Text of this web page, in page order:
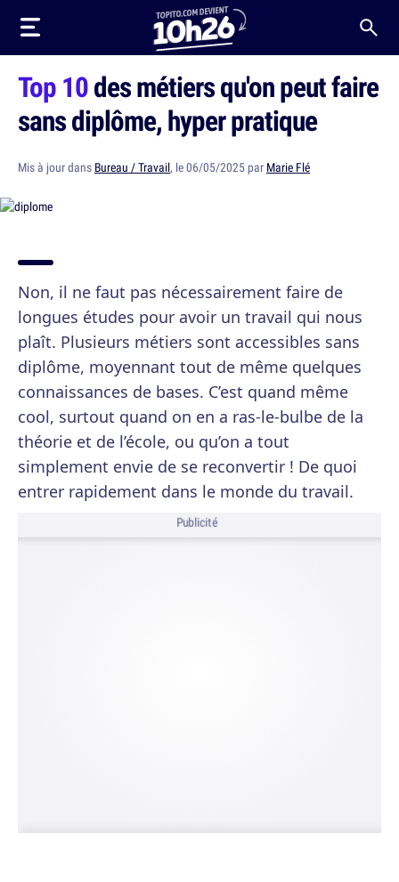
Top 10des métiers qu'on peut faire
sans diplôme, hyper pratique
Mis à jour dans Bureau / Travail, le 06/05/2025 par Marie Flé
Non, il ne faut pas nécessairement faire de
longues études pour avoir un travail qui nous
plaît. Plusieurs métiers sont accessibles sans
diplôme, moyennant tout de même quelques
connaissances de bases. C’est quand même
cool, surtout quand on en a ras-le-bulbe de la
théorie et de l’école, ou qu’on a tout
simplement envie de se reconvertir ! De quoi
entrer rapidement dans le monde du travail.
Publicité